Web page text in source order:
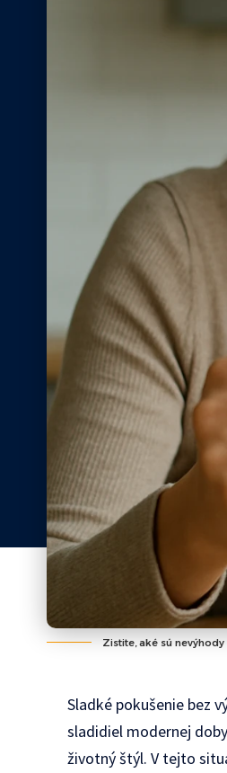
Zistite, aké sú
Sladké pokušenie bez
sladidiel modernej
životný štýl. V tejto